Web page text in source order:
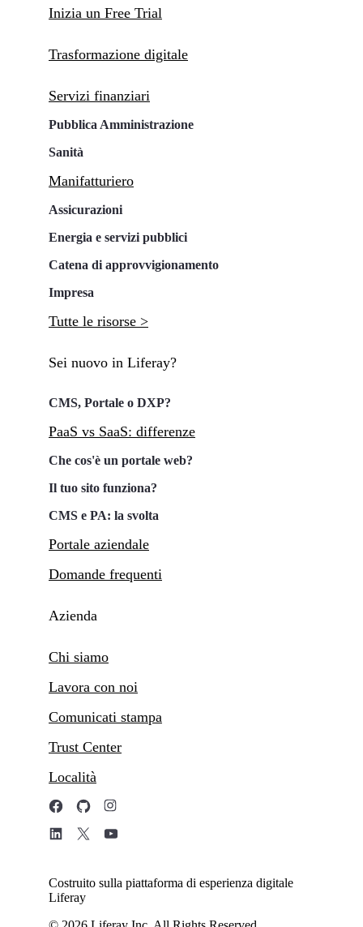
Inizia un Free Trial
Trasformazione digitale
Servizi finanziari
Pubblica Amministrazione
Sanità
Manifatturiero
Assicurazioni
Energia e servizi pubblici
Catena di approvvigionamento
Impresa
Tutte le risorse >
Sei nuovo in Liferay?
CMS, Portale o DXP?
PaaS vs SaaS: differenze
Che cos'è un portale web?
Il tuo sito funziona?
CMS e PA: la svolta
Portale aziendale
Domande frequenti
Azienda
Chi siamo
Lavora con noi
Comunicati stampa
Trust Center
Località
Costruito sulla piattaforma di esperienza digitale
Liferay